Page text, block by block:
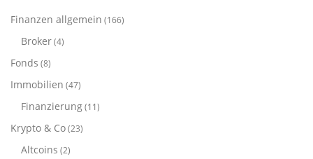
Finanzen allgemein (166)
Broker(4)
Fonds (8)
Immobilien (47)
Finanzierung(11)
Krypto & Co(23)
Altcoins (2)